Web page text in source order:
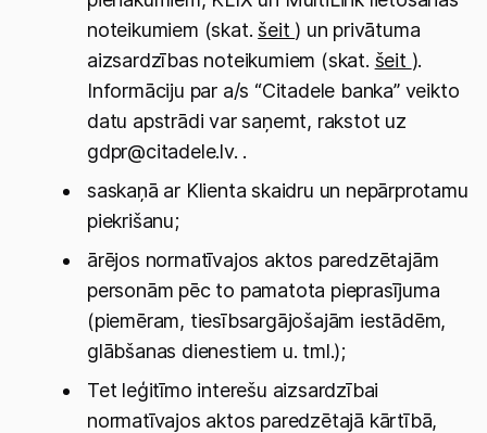
noteikumiem (skat.šeit ) un privātuma
aizsardzības noteikumiem (skat. šeit ).
Informāciju par a/s “Citadele banka” veikto
datu apstrādi var saņemt, rakstot uz
gdpr@citadele.lv. .
saskaņā ar Klienta skaidru un nepārprotamu
piekrišanu;
ārējos normatīvajos aktos paredzētajām
personām pēc to pamatota pieprasījuma
(piemēram, tiesībsargājošajām iestādēm,
glābšanas dienestiem u. tml.);
Tet leģitīmo interešu aizsardzībai
normatīvajos aktos paredzētajā kārtībā,